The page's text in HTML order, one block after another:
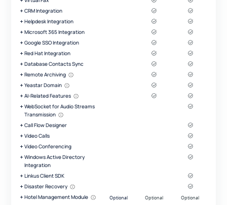
CRM Integration
Helpdesk Integration
Microsoft 365 Integration
Google SSO Integration
Red Hat Integration
Database Contacts Sync
Remote Archiving
Yeastar Domain
AI-Related Features
WebSocket for Audio Streams
Transmission
Call Flow Designer
Video Calls
Video Conferencing
Windows Active Directory
Integration
Linkus Client SDK
Disaster Recovery
Hotel Management Module
Optional